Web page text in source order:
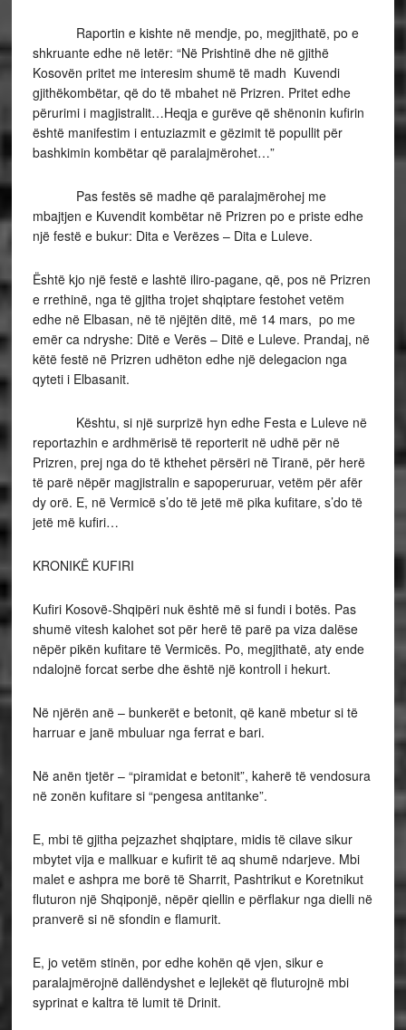
Raportin e kishte në mendje, po, megjithatë, po e
shkruante edhe në letër: “Në Prishtinë dhe në gjithë
Kosovën pritet me interesim shumë të madh Kuvendi
gjithëkombëtar, që do të mbahet në Prizren. Pritet edhe
përurimi i magjistralit…Heqja e gurëve që shënonin kufirin
është manifestim i entuziazmit e gëzimit të popullit për
bashkimin kombëtar që paralajmërohet…”
Pas festës së madhe që paralajmërohej me
mbajtjen e Kuvendit kombëtar në Prizren po e priste edhe
një festë e bukur: Dita e Verëzes – Dita e Luleve.
Është kjo një festë e lashtë iliro-pagane, që, pos në Prizren
e rrethinë, nga të gjitha trojet shqiptare festohet vetëm
edhe në Elbasan, në të njëjtën ditë, më 14 mars, po me
emër ca ndryshe: Ditë e Verës – Ditë e Luleve. Prandaj, në
këtë festë në Prizren udhëton edhe një delegacion nga
qyteti i Elbasanit.
Kështu, si një surprizë hyn edhe Festa e Luleve në
reportazhin e ardhmërisë të reporterit në udhë për në
Prizren, prej nga do të kthehet përsëri në Tiranë, për herë
të parë nëpër magjistralin e sapoperuruar, vetëm për afër
dy orë. E, në Vermicë s’do të jetë më pika kufitare, s’do të
jetë më kufiri…
KRONIKË KUFIRI
Kufiri Kosovë-Shqipëri nuk është më si fundi i botës. Pas
shumë vitesh kalohet sot për herë të parë pa viza dalëse
nëpër pikën kufitare të Vermicës. Po, megjithatë, aty ende
ndalojnë forcat serbe dhe është një kontroll i hekurt.
Në njërën anë – bunkerët e betonit, që kanë mbetur si të
harruar e janë mbuluar nga ferrat e bari.
Në anën tjetër – “piramidat e betonit”, kaherë të vendosura
në zonën kufitare si “pengesa antitanke”.
E, mbi të gjitha pejzazhet shqiptare, midis të cilave sikur
mbytet vija e mallkuar e kufirit të aq shumë ndarjeve. Mbi
malet e ashpra me borë të Sharrit, Pashtrikut e Koretnikut
fluturon një Shqiponjë, nëpër qiellin e përflakur nga dielli në
pranverë si në sfondin e flamurit.
E, jo vetëm stinën, por edhe kohën që vjen, sikur e
paralajmërojnë dallëndyshet e lejlekët që fluturojnë mbi
syprinat e kaltra të lumit të Drinit.